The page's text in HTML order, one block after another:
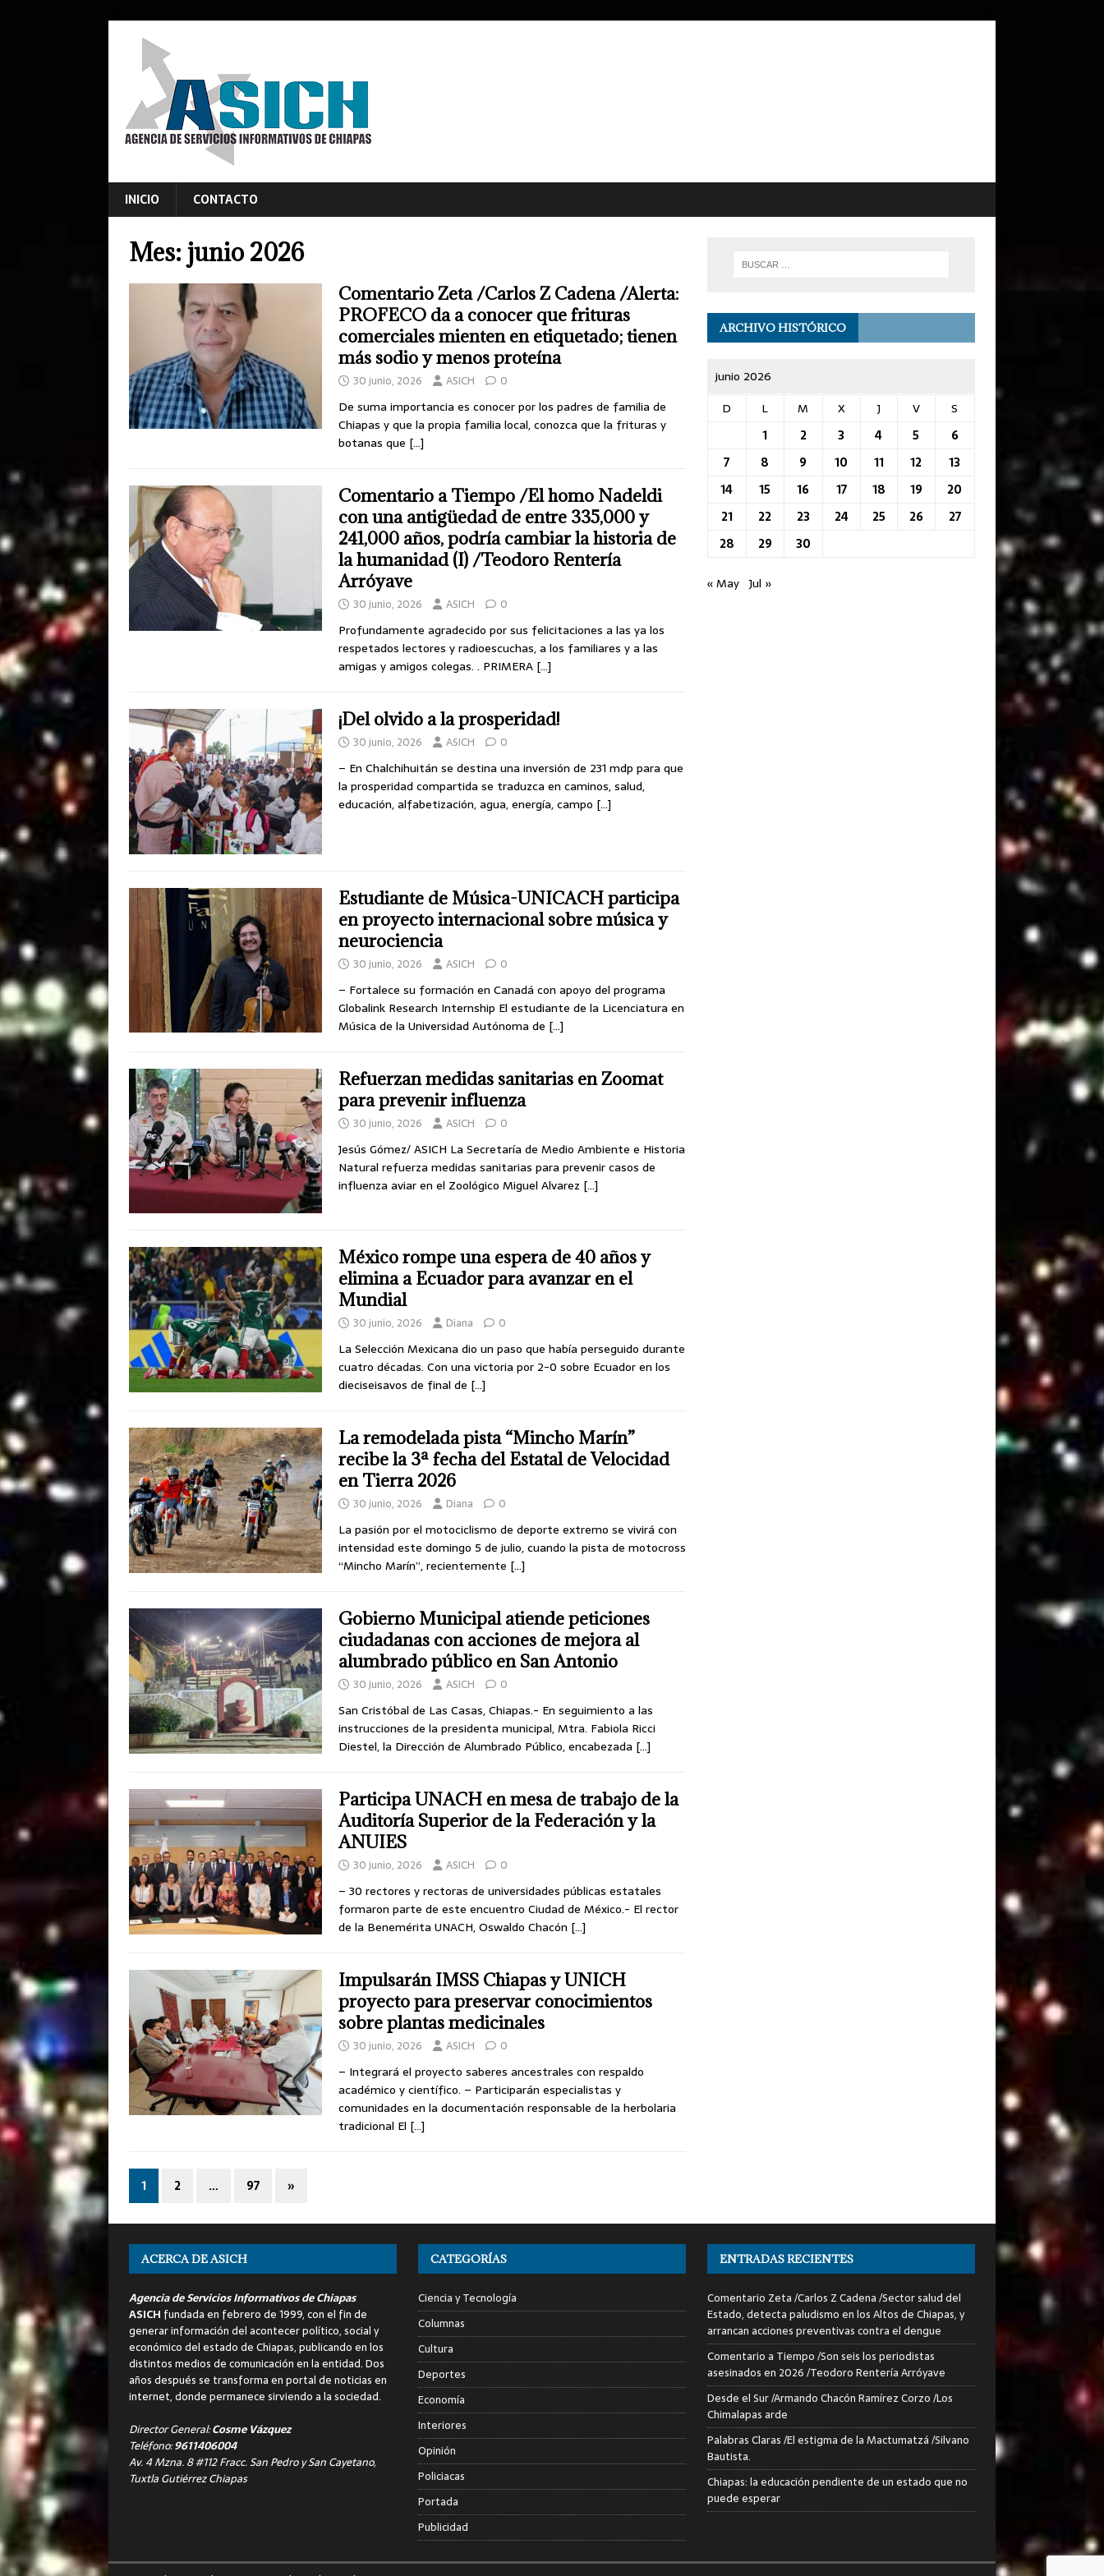
INICIO CONTACTO
Mes:junio 2026
Comentario Zeta /Carlos Z Cadena /Alerta:
PROFECO da a conocer que frituras
comerciales mienten en etiquetado; tienen
más sodio y menos proteína
30 junio, 2026 ASICH 0
De suma importancia es conocer por los padres de familia de
Chiapas y que la propia familia local, conozca que la frituras y
botanas que […]
Comentario a Tiempo /El homo Nadeldi
con una antigüedad de entre 335,000 y
241,000 años, podría cambiar la historia de
la humanidad (I) /Teodoro Rentería
Arróyave
30 junio, 2026 ASICH 0
Profundamente agradecido por sus felicitaciones a las ya los
respetados lectores y radioescuchas, a los familiares y a las
amigas y amigos colegas. . PRIMERA […]
¡Del olvido a la prosperidad!
30 junio, 2026 ASICH 0
– En Chalchihuitán se destina una inversión de 231 mdp para que
la prosperidad compartida se traduzca en caminos, salud,
educación, alfabetización, agua, energía, campo […]
Estudiante de Música-UNICACH participa
en proyecto internacional sobre música y
neurociencia
30 junio, 2026 ASICH 0
– Fortalece su formación en Canadá con apoyo del programa
Globalink Research Internship El estudiante de la Licenciatura en
Música de la Universidad Autónoma de […]
Refuerzan medidas sanitarias en Zoomat
para prevenir influenza
30 junio, 2026 ASICH 0
Jesús Gómez/ ASICH La Secretaría de Medio Ambiente e Historia
Natural refuerza medidas sanitarias para prevenir casos de
influenza aviar en el Zoológico Miguel Alvarez […]
México rompe una espera de 40 años y
elimina a Ecuador para avanzar en el
Mundial
30 junio, 2026 Diana 0
La Selección Mexicana dio un paso que había perseguido durante
cuatro décadas. Con una victoria por 2-0 sobre Ecuador en los
dieciseisavos de final de […]
La remodelada pista “Mincho Marín”
recibe la 3ª fecha del Estatal de Velocidad
en Tierra 2026
30 junio, 2026 Diana 0
La pasión por el motociclismo de deporte extremo se vivirá con
intensidad este domingo 5 de julio, cuando la pista de motocross
“Mincho Marín”, recientemente […]
Gobierno Municipal atiende peticiones
ciudadanas con acciones de mejora al
alumbrado público en San Antonio
30 junio, 2026 ASICH 0
San Cristóbal de Las Casas, Chiapas.- En seguimiento a las
instrucciones de la presidenta municipal, Mtra. Fabiola Ricci
Diestel, la Dirección de Alumbrado Público, encabezada […]
Participa UNACH en mesa de trabajo de la
Auditoría Superior de la Federación y la
ANUIES
30 junio, 2026 ASICH 0
– 30 rectores y rectoras de universidades públicas estatales
formaron parte de este encuentro Ciudad de México.- El rector
de la Benemérita UNACH, Oswaldo Chacón […]
Impulsarán IMSS Chiapas y UNICH
proyecto para preservar conocimientos
sobre plantas medicinales
30 junio, 2026 ASICH 0
– Integrará el proyecto saberes ancestrales con respaldo
académico y científico. – Participarán especialistas y
comunidades en la documentación responsable de la herbolaria
tradicional El […]
1 2 … 97 »
ARCHIVO HISTÓRICO
junio 2026
D
L M X J V
S
1
2 3 4 5
6
7
8 9 10 11 12
13
14
15 16 17 18 19
20
21
22 23 24 25 26
27
28
29 30
« May Jul »
ACERCA DE ASICH
Agencia de Servicios Informativos de Chiapas
ASICH fundada en febrero de 1999, con el fin de
generar información del acontecer político, social y
económico del estado de Chiapas, publicando en los
distintos medios de comunicación en la entidad. Dos
años después se transforma en portal de noticias en
internet, donde permanece sirviendo a la sociedad.
Director General:Cosme Vázquez
Teléfono:9611406004
Av. 4 Mzna. 8 #112 Fracc. San Pedro y San Cayetano,
Tuxtla Gutiérrez Chiapas
CATEGORÍAS
Ciencia y Tecnología
Columnas
Cultura
Deportes
Economía
Interiores
Opinión
Policiacas
Portada
Publicidad
ENTRADAS RECIENTES
Comentario Zeta /Carlos Z Cadena /Sector salud del
Estado, detecta paludismo en los Altos de Chiapas, y
arrancan acciones preventivas contra el dengue
Comentario a Tiempo /Son seis los periodistas
asesinados en 2026 /Teodoro Rentería Arróyave
Desde el Sur /Armando Chacón Ramírez Corzo /Los
Chimalapas arde
Palabras Claras /El estigma de la Mactumatzá /Silvano
Bautista.
Chiapas: la educación pendiente de un estado que no
puede esperar